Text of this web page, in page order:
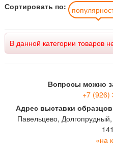
Сортировать по:
В данной категории товаров
Вопросы можно
+7 (926)
Адрес выставки образцов
Павельцево,
«на